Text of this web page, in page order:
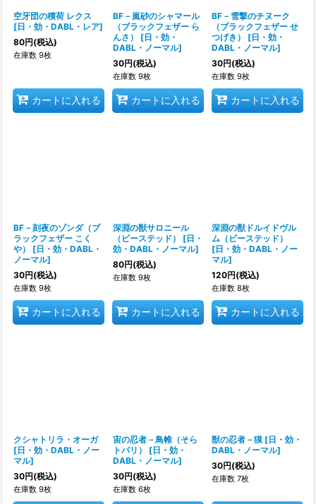
空牙団の積荷 レクス
[日・効・DABL・レア]
80円(税込)
在庫数 9枚
カートに入れる
BF－嵐砂のシャマール
（ブラックフェザー ら
んさ）
[日・効・
DABL・ノーマル]
30円(税込)
在庫数 9枚
カートに入れる
BF－雪撃のチヌーク
（ブラックフェザー せ
つげき）
[日・効・
DABL・ノーマル]
30円(税込)
在庫数 9枚
カートに入れる
BF－刻夜のゾンダ（ブ
ラックフェザー こく
や）
[日・効・DABL・
ノーマル]
30円(税込)
在庫数 9枚
カートに入れる
深淵の獣サロニール
（ビーステッド）
[日・
効・DABL・ノーマル]
80円(税込)
在庫数 9枚
カートに入れる
深淵の獣ドルイドヴル
ム（ビーステッド）
[日・効・DABL・ノー
マル]
120円(税込)
在庫数 8枚
カートに入れる
クシャトリラ・オーガ
[日・効・DABL・ノー
マル]
30円(税込)
在庫数 9枚
宙の忍者－鳥帷（そら
トバリ）
[日・効・
DABL・ノーマル]
30円(税込)
在庫数 6枚
獣の忍者－獏 [日・効・
DABL・ノーマル]
30円(税込)
在庫数 7枚